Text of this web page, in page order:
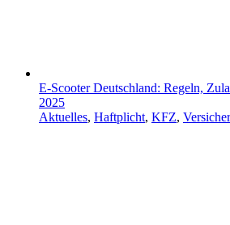
E-Scooter Deutschland: Regeln,
2025
Aktuelles, Haftplicht, KFZ,